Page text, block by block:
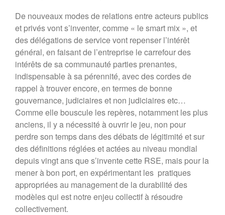
De nouveaux modes de relations entre acteurs publics
et privés vont s’inventer, comme « le smart mix », et
des délégations de service vont repenser l’intérêt
général, en faisant de l’entreprise le carrefour des
intérêts de sa communauté parties prenantes,
indispensable à sa pérennité, avec des cordes de
rappel à trouver encore, en termes de bonne
gouvernance, judiciaires et non judiciaires etc…
Comme elle bouscule les repères, notamment les plus
anciens, il y a nécessité à ouvrir le jeu, non pour
perdre son temps dans des débats de légitimité et sur
des définitions réglées et actées au niveau mondial
depuis vingt ans que s’invente cette RSE, mais pour la
mener à bon port, en expérimentant les pratiques
appropriées au management de la durabilité des
modèles qui est notre enjeu collectif à résoudre
collectivement.